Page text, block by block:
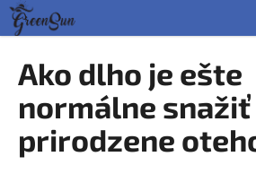
Prejsť
obsah
Ako dlho je ešte
normálne snažiť
prirodzene
K
o
Č
o
p